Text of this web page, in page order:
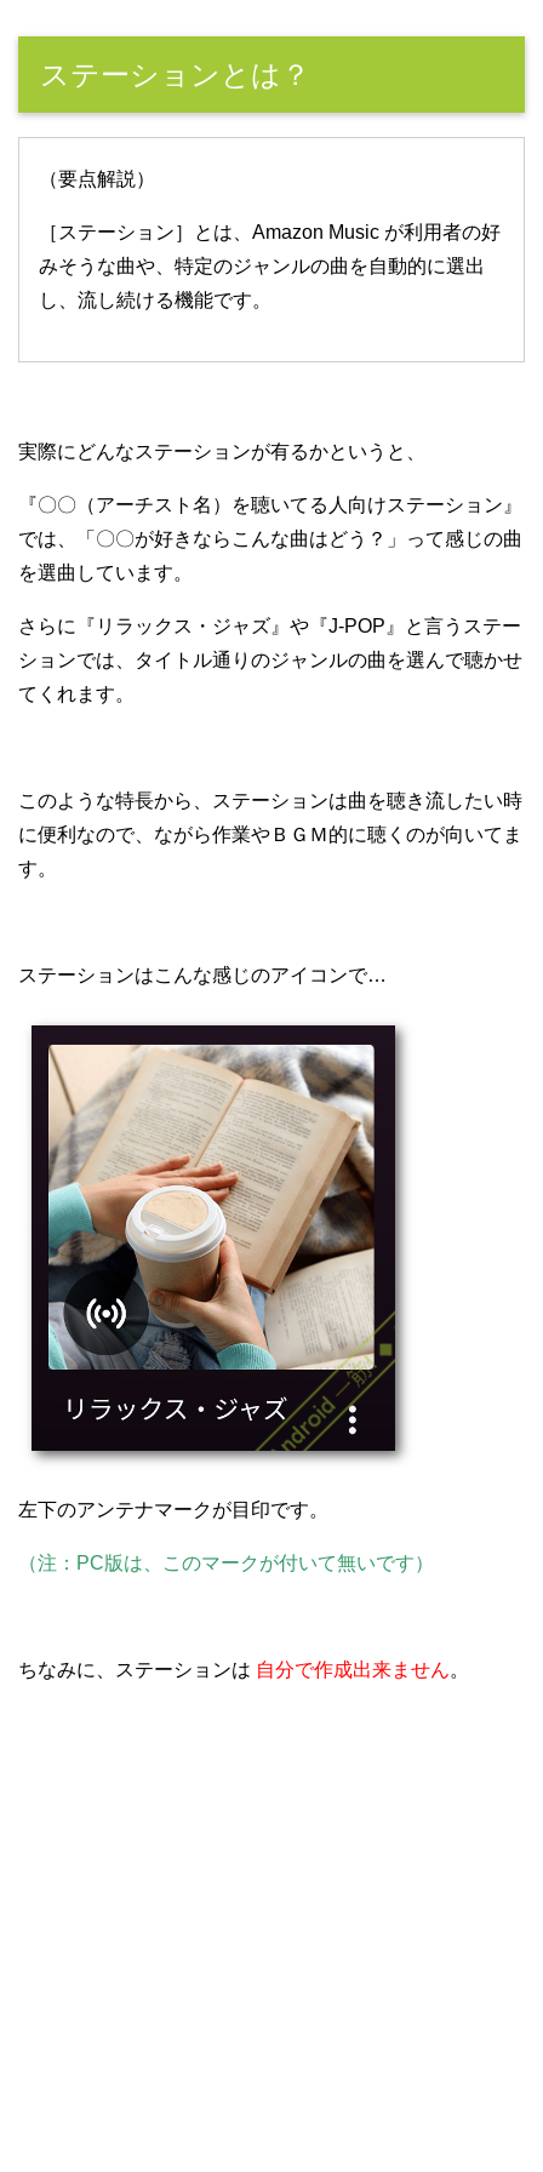
ステーションとは？
（要点解説）
［ステーション］とは、Amazon Music が利用者の好
みそうな曲や、特定のジャンルの曲を自動的に選出
し、流し続ける機能です。
実際にどんなステーションが有るかというと、
『〇〇（アーチスト名）を聴いてる人向けステーション』
では、「〇〇が好きならこんな曲はどう？」って感じの曲
を選曲しています。
さらに『リラックス・ジャズ』や『J-POP』と言うステー
ションでは、タイトル通りのジャンルの曲を選んで聴かせ
てくれます。
このような特長から、ステーションは曲を聴き流したい時
に便利なので、ながら作業やＢＧＭ的に聴くのが向いてま
す。
ステーションはこんな感じのアイコンで…
左下のアンテナマークが目印です。
（注：PC版は、このマークが付いて無いです）
ちなみに、ステーションは 自分で作成出来ません。